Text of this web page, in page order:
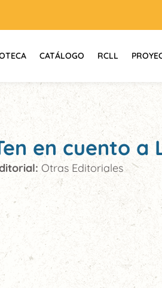
CATÁLOGO RCLL
en cuento a
Otras Editoriales